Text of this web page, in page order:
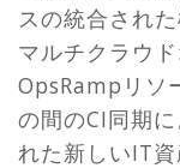
スの統合され
マルチクラウ
OpsRampリソ
の間のCI同期
れた新しいIT